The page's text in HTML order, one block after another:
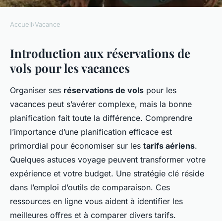
Réservation de vols pour les
vacances : astuces pour
trouver le meilleur tarif
Élise 5 avril 2025 6 min de lecture
Accueil›Vacance
Introduction aux réservations de
vols pour les vacances
Organiser ses réservations de vols pour les
vacances peut s’avérer complexe, mais la bonne
planification fait toute la différence. Comprendre
l’importance d’une planification efficace est
primordial pour économiser sur les tarifs aériens.
Quelques astuces voyage peuvent transformer votre
expérience et votre budget. Une stratégie clé réside
dans l’emploi d’outils de comparaison. Ces
ressources en ligne vous aident à identifier les
meilleures offres et à comparer divers tarifs.